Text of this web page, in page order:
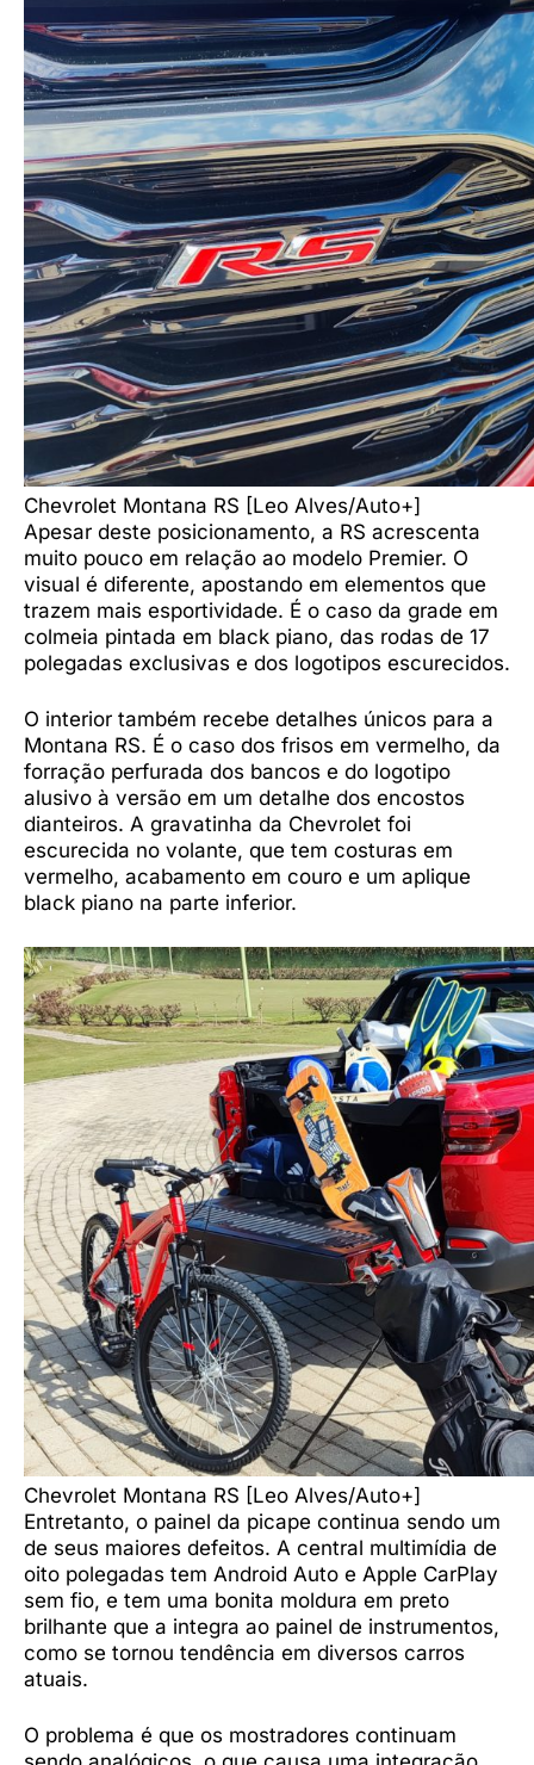
Chevrolet Montana RS [Leo Alves/Auto+]
Apesar deste posicionamento, a RS acrescenta
muito pouco em relação ao modelo Premier. O
visual é diferente, apostando em elementos que
trazem mais esportividade. É o caso da grade em
colmeia pintada em black piano, das rodas de 17
polegadas exclusivas e dos logotipos escurecidos.
O interior também recebe detalhes únicos para a
Montana RS. É o caso dos frisos em vermelho, da
forração perfurada dos bancos e do logotipo
alusivo à versão em um detalhe dos encostos
dianteiros. A gravatinha da Chevrolet foi
escurecida no volante, que tem costuras em
vermelho, acabamento em couro e um aplique
black piano na parte inferior.
Chevrolet Montana RS [Leo Alves/Auto+]
Entretanto, o painel da picape continua sendo um
de seus maiores defeitos. A central multimídia de
oito polegadas tem Android Auto e Apple CarPlay
sem fio, e tem uma bonita moldura em preto
brilhante que a integra ao painel de instrumentos,
como se tornou tendência em diversos carros
atuais.
O problema é que os mostradores continuam